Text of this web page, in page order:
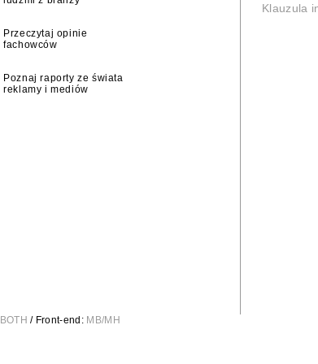
Przeczytaj opinie
fachowców
Poznaj raporty ze świata
reklamy i mediów
Klauzula
BOTH / Front-end: MB/MH